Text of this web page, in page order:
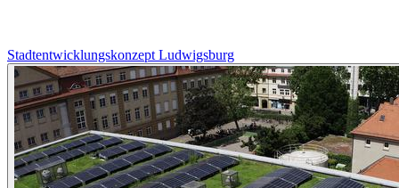
Stadtentwicklungskonzept Ludwigsburg